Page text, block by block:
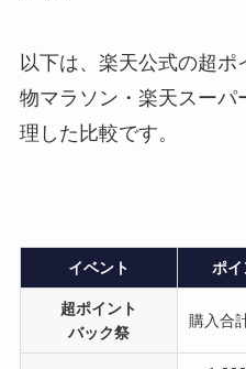
以下は、楽天公式の超
物マラソン・楽天スーパ
理した比較です。
イベント ポ
超ポイント
バック祭
購入合